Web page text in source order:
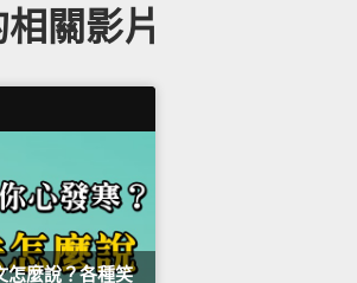
關影片
怎麼說？各種笑